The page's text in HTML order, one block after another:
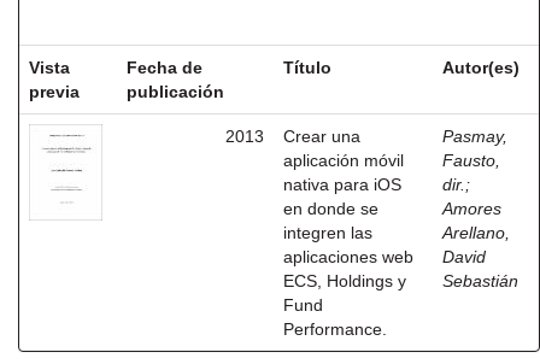
Vista
previa
Fecha de
publicación
Título Autor(es)
2013
Crear una
aplicación móvil
nativa para iOS
en donde se
integren las
aplicaciones web
ECS, Holdings y
Fund
Performance.
Pasmay,
Fausto,
dir. ;
Amores
Arellano,
David
Sebastián